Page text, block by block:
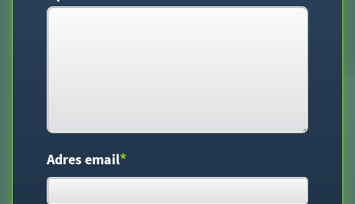
Adres email*